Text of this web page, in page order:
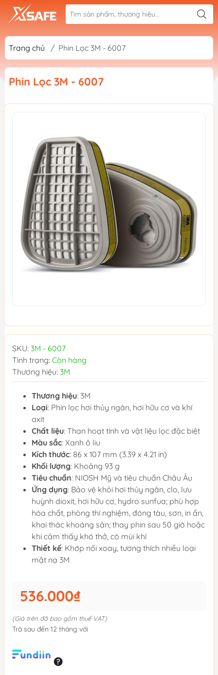
Trang chủ / Phin Lọc 3M - 6007
Phin Lọc 3M - 6007
SKU: 3M - 6007
Tình trạng: Còn hàng
Thương hiệu: 3M
Thương hiệu: 3M
Loại: Phin lọc hơi thủy ngân, hơi hữu cơ và khí
axit
Chất liệu: Than hoạt tính và vật liệu lọc đặc biệt
Màu sắc: Xanh ô liu
Kích thước: 86 x 107 mm (3.39 x 4.21 in)
Khối lượng: Khoảng 93 g
Tiêu chuẩn: NIOSH Mỹ và tiêu chuẩn Châu Âu
Ứng dụng: Bảo vệ khỏi hơi thủy ngân, clo, lưu
huỳnh dioxit, hơi hữu cơ, hydro sunfua; phù hợp
hóa chất, phòng thí nghiệm, đóng tàu, sơn, in ấn,
khai thác khoáng sản; thay phin sau 50 giờ hoặc
khi cảm thấy khó thở, có mùi khí
Thiết kế: Khớp nối xoay, tương thích nhiều loại
mặt nạ 3M
536.000₫
(Giá trên đã bao gồm thuế VAT)
Trả sau đến 12 tháng với